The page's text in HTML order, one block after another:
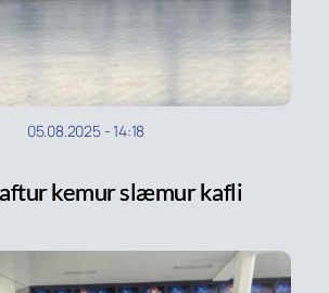
05.08.2025-14:18
aftur kemur slæmur kafli